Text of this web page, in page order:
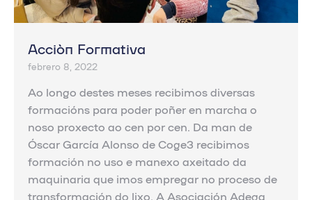
Acción Formativa
febrero 8, 2022
Ao longo destes meses recibimos diversas
formacións para poder poñer en marcha o
noso proxecto ao cen por cen. Da man de
Óscar García Alonso de Coge3 recibimos
formación no uso e manexo axeitado da
maquinaria que imos empregar no proceso de
transformación do lixo. A Asociación Adega